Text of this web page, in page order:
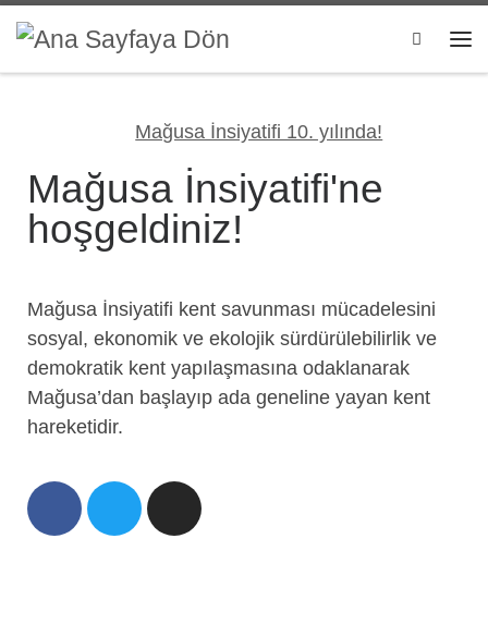
Skip to content Search
Mağusa İnsiyatifi 10. yılında!
Mağusa İnsiyatifi'ne
hoşgeldiniz!
Mağusa İnsiyatifi kent savunması mücadelesini
sosyal, ekonomik ve ekolojik sürdürülebilirlik ve
demokratik kent yapılaşmasına odaklanarak
Mağusa’dan başlayıp ada geneline yayan kent
hareketidir.